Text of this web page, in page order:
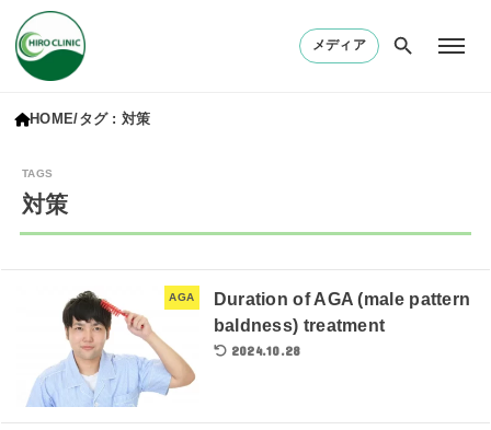
メディア
HOME タグ : 対策
対策
AGA
Duration of AGA (male pattern
baldness) treatment
2024.10.28